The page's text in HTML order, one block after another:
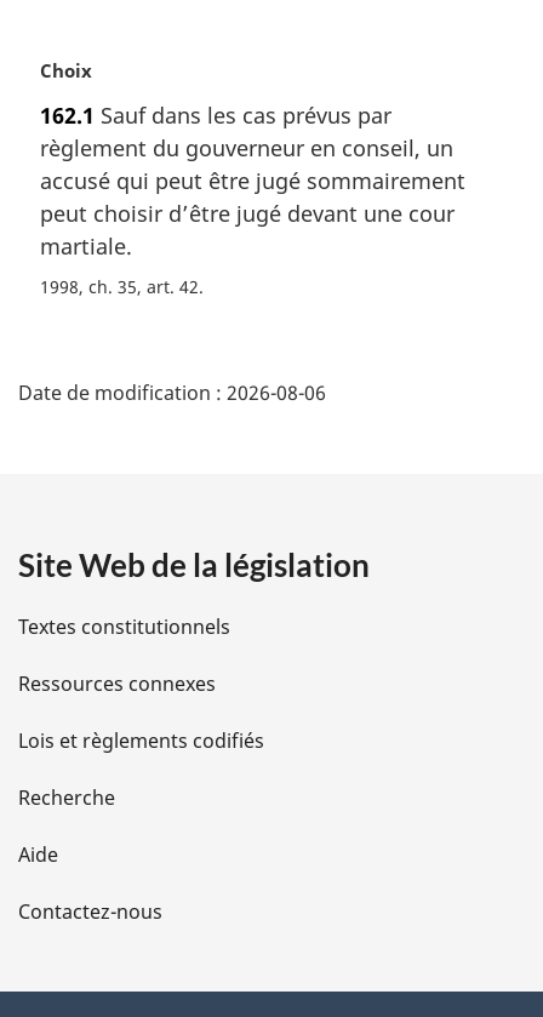
N
t
e
m
a
r
g
i
e
Choix
162.1 Sauf dans les cas prévus par
règlement du gouverneur en conseil, un
accusé qui peut être jugé sommairement
peut choisir d’être jugé devant une cour
martiale.
1998, ch. 35, art. 42
é
i
l
s
d
e
l
a
Date de modification : 2026-08-06
Site Web de la législation
Textes constitutionnels
Ressources connexes
Lois et règlements codifiés
Recherche
Aide
Contactez-nous